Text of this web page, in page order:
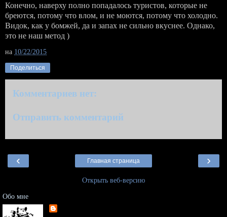
Конечно, наверху полно попадалось туристов, которые не
бреются, потому что влом, и не моются, потому что холодно.
Видок, как у бомжей, да и запах не сильно вкуснее. Однако,
это не наш метод )
на 10/22/2015
Поделиться
Комментариев нет:
Отправить комментарий
‹ ›
Главная страница
Открыть веб-версию
Обо мне